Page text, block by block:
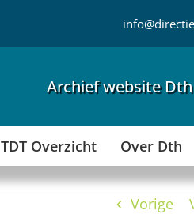
Archief website
TDT Overzicht Over Dth
Vorige